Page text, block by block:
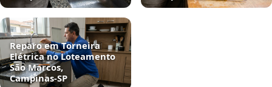
Reparo em Torneira
Elétrica no Loteamento
São Marcos,
Campinas‑SP